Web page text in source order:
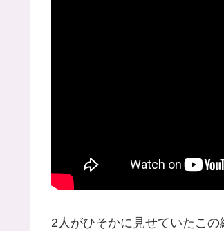
2人がひそかに見せていたこ